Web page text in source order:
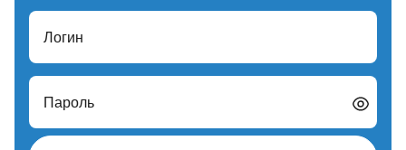
Логин
Пароль